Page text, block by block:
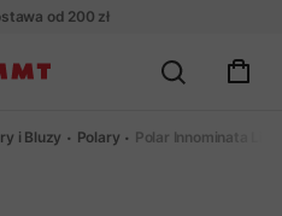
od 200 zł
i Bluzy Polary Polar Innominata